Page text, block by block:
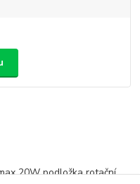
20W podložka rotační